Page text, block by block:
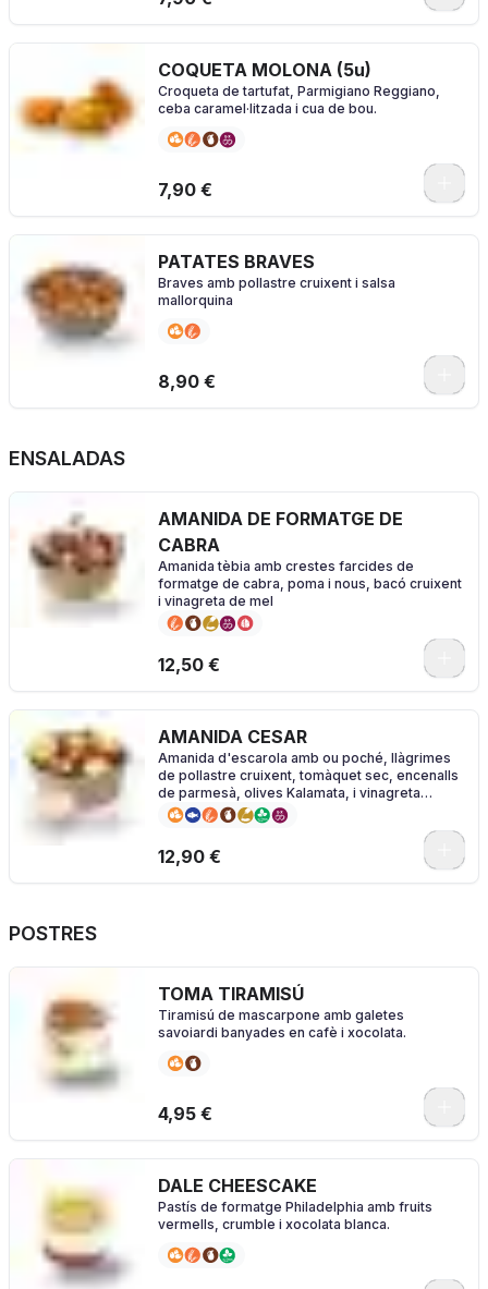
COQUETA MOLONA (5u)
Croqueta de tartufat, Parmigiano Reggiano,
ceba caramel·litzada i cua de bou.
7,90 €
PATATES BRAVES
Braves amb pollastre cruixent i salsa
mallorquina
8,90 €
ENSALADAS
AMANIDA DE FORMATGE DE
CABRA
Amanida tèbia amb crestes farcides de
formatge de cabra, poma i nous, bacó cruixent
i vinagreta de mel
12,50 €
AMANIDA CESAR
Amanida d'escarola amb ou poché, llàgrimes
de pollastre cruixent, tomàquet sec, encenalls
de parmesà, olives Kalamata, i vinagreta
Caesar
12,90 €
POSTRES
TOMA TIRAMISÚ
Tiramisú de mascarpone amb galetes
savoiardi banyades en cafè i xocolata.
4,95 €
DALE CHEESCAKE
Pastís de formatge Philadelphia amb fruits
vermells, crumble i xocolata blanca.